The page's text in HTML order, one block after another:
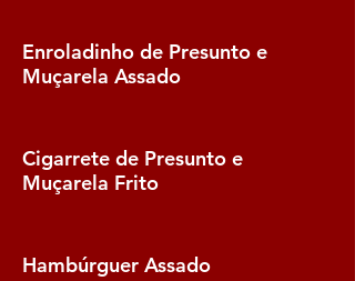
Enroladinho de Presunto e
Muçarela Assado
Cigarrete de Presunto e
Muçarela Frito
Hambúrguer Assado